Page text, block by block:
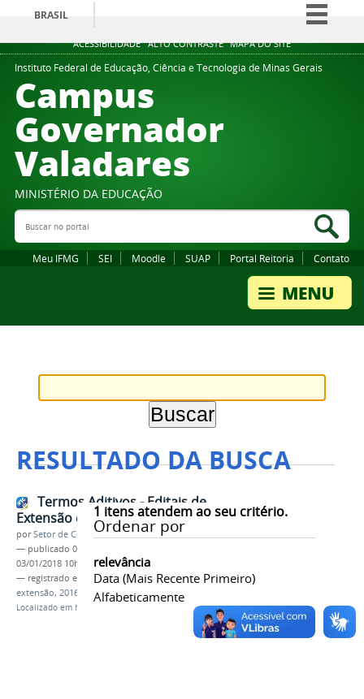
ACESSIBILIDADE ALTO CONTRASTE MAPA DO SITE
BRASIL
Simplifique!
Comunica BR
Instituto Federal de Educação, Ciência e Tecnologia de Minas Gerais
Campus
Governador
Valadares
MINISTÉRIO DA EDUCAÇÃO
Buscar no portal
Meu IFMG SEI Moodle SUAP Portal Reitoria Contato
RESULTADO DA BUSCA
1 itens atendem ao seu critério.
Ordenar por
relevância
Data (mais Recente Primeiro)
Alfabeticamente
Termos Aditivos - Editais de
Extensão e Pesquisa 2016
porSetor de Comunicação
— publicado 03/01/2018
03/01/2018 10h01
— registrado em:
termo aditivo,edital,pesquisa,
extensão, 2016
Localizado em Notícias